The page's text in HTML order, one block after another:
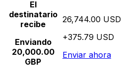
El
destinatario
recibe
Enviando
20,000.00
GBP
26,744.00 USD
+375.79 USD
Enviar ahora